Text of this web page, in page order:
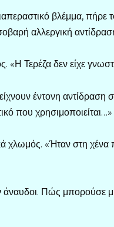
βλέμμα, πήρε
αλλεργική
«Η Τερέζα δεν είχε
έντονη αντίδραση
που χρησιμοποιείται…»
χλωμός. «Ήταν στη χένα
άναυδοι. Πώς μπορούσε